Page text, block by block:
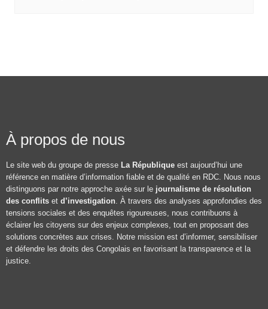
À propos de nous
Le site web du groupe de presse La République est aujourd’hui une
référence en matière d’information fiable et de qualité en RDC. Nous nous
distinguons par notre approche axée sur le journalisme de résolution
des conflits et d’investigation. À travers des analyses approfondies des
tensions sociales et des enquêtes rigoureuses, nous contribuons à
éclairer les citoyens sur des enjeux complexes, tout en proposant des
solutions concrètes aux crises. Notre mission est d’informer, sensibiliser
et défendre les droits des Congolais en favorisant la transparence et la
justice.